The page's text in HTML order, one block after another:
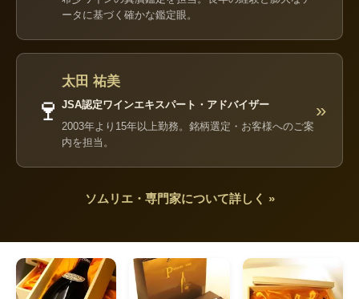
ータに基づく確かな鑑定眼。
🍷
太田 祐美
JSA認定ワインエキスパート・アドバイザー
2003年より15年以上勤務。銘柄選定・お客様へのご案
内を担当。
»
ソムリエ・専門家について詳しく »